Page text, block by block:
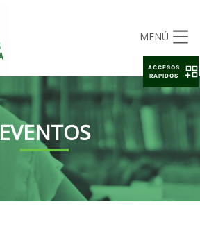
MENÚ
EVENTOS
ACCESOS
RAPIDOS